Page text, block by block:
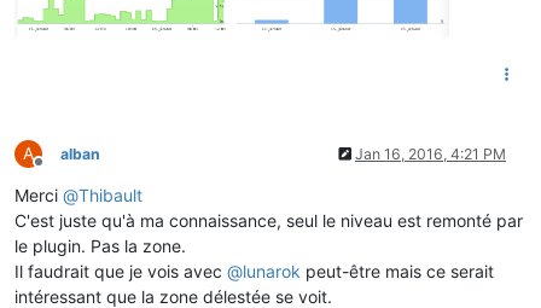
A
Offline
alban Jan 16, 2016, 4:21 PM
Merci @Thibault
C'est juste qu'à ma connaissance, seul le niveau est remonté par
le plugin. Pas la zone.
Il faudrait que je vois avec @lunarok peut-être mais ce serait
intéressant que la zone délestée se voit.